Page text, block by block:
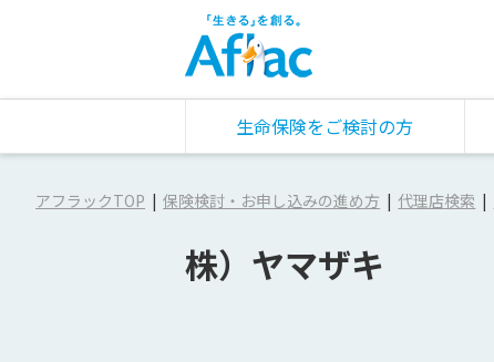
生命保険をご検討の方
アフラックTOP 保険検討・お申し込みの進め方 代理店検索
株）ヤマザキ